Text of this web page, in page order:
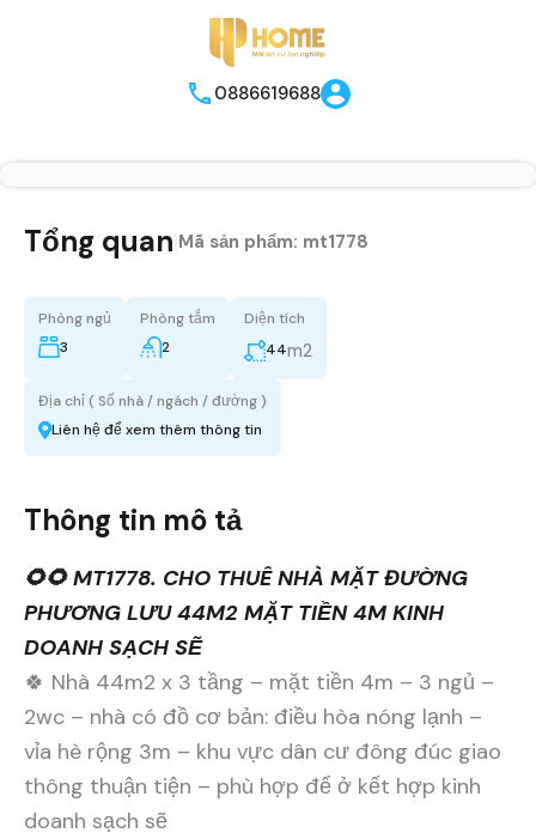
0886619688
Tổng quan Mã sản phẩm: mt1778
Phòng ngủ
3
Phòng tắm
2
Diện tích
44m2
Địa chỉ ( Số nhà / ngách / đường )
Liên hệ để xem thêm thông tin
Thông tin mô tả
🌻🌻 MT1778. CHO THUÊ NHÀ MẶT ĐƯỜNG
PHƯƠNG LƯU 44M2 MẶT TIỀN 4M KINH
DOANH SẠCH SẼ
🍀 Nhà 44m2 x 3 tầng – mặt tiền 4m – 3 ngủ –
2wc – nhà có đồ cơ bản: điều hòa nóng lạnh –
vỉa hè rộng 3m – khu vực dân cư đông đúc giao
thông thuận tiện – phù hợp để ở kết hợp kinh
doanh sạch sẽ